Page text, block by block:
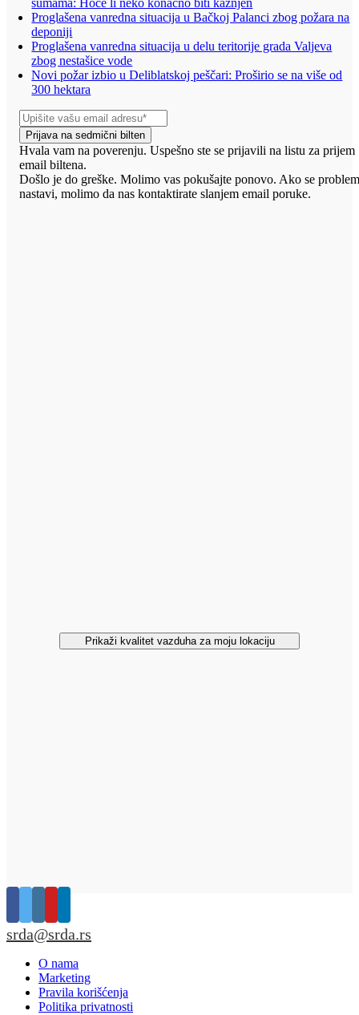
šumama: Hoće li neko konačno biti kažnjen
Proglašena vanredna situacija u Bačkoj Palanci zbog požara na
deponiji
Proglašena vanredna situacija u delu teritorije grada Valjeva
zbog nestašice vode
Novi požar izbio u Deliblatskoj peščari: Proširio se na više od
300 hektara
Prijava na sedmični bilten
Hvala vam na poverenju. Uspešno ste se prijavili na listu za prijem
email biltena.
Došlo je do greške. Molimo vas pokušajte ponovo. Ako se
nastavi, molimo da nas kontaktirate slanjem email poruke.
Prikaži kvalitet vazduha za moju lokaciju
srda@srda.rs
O nama
Marketing
Pravila korišćenja
Politika privatnosti